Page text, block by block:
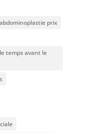
abdominoplastie prix
temps avant le